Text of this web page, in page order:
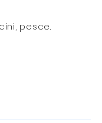
pesce.